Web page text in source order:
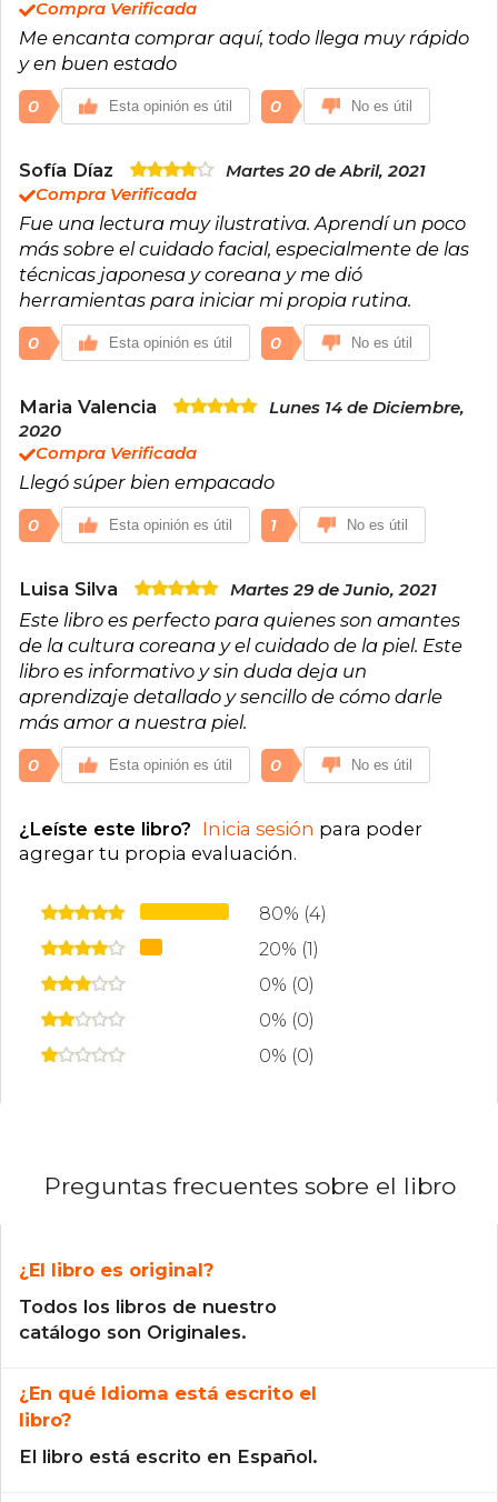
Compra Verificada
Me encanta comprar aquí, todo llega muy rápido
y en buen estado
0 Esta opinión es útil 0 No es útil
Sofía Díaz
Martes 20 de Abril, 2021
Compra Verificada
Fue una lectura muy ilustrativa. Aprendí un poco
más sobre el cuidado facial, especialmente de las
técnicas japonesa y coreana y me dió
herramientas para iniciar mi propia rutina.
0 Esta opinión es útil 0 No es útil
Maria Valencia
Lunes 14 de Diciembre,
2020
Compra Verificada
Llegó súper bien empacado
0 Esta opinión es útil 1 No es útil
Luisa Silva Martes 29 de Junio, 2021
Este libro es perfecto para quienes son amantes
de la cultura coreana y el cuidado de la piel. Este
libro es informativo y sin duda deja un
aprendizaje detallado y sencillo de cómo darle
más amor a nuestra piel.
0 Esta opinión es útil 0 No es útil
¿Leíste este libro? Inicia sesión para poder
agregar tu propia evaluación.
80% (4)
20% (1)
0% (0)
0% (0)
0% (0)
Preguntas frecuentes sobre el libro
¿El libro es original?
Todos los libros de nuestro
catálogo son Originales.
¿En qué Idioma está escrito el
libro?
El libro está escrito en Español.